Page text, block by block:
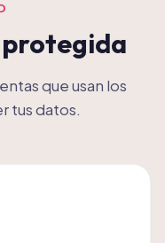
protegida
que usan los
tus datos.